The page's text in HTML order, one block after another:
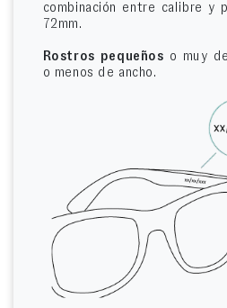
combinación entre calibre y
72mm.
Rostros pequeños o muy
o menos de ancho.